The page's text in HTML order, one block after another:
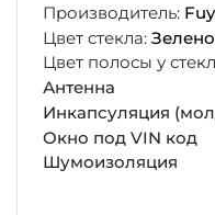
Производитель:
Цвет стекла:
Цвет полосы у
Антенна
Инкапсуляция
Окно под VIN код
Шумоизоляция